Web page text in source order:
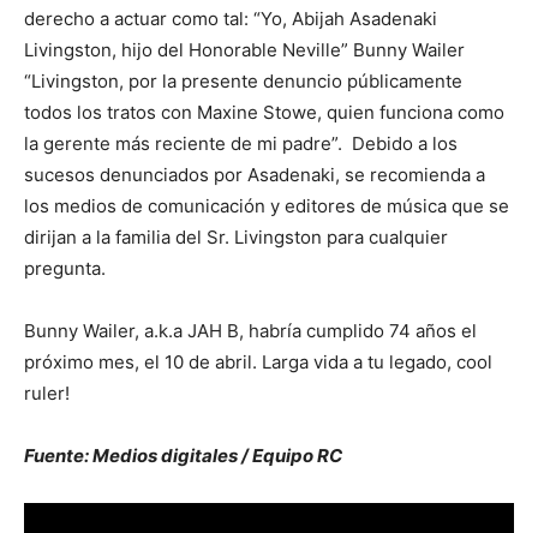
derecho a actuar como tal: “Yo, Abijah Asadenaki
Livingston, hijo del Honorable Neville” Bunny Wailer
“Livingston, por la presente denuncio públicamente
todos los tratos con Maxine Stowe, quien funciona como
la gerente más reciente de mi padre”. Debido a los
sucesos denunciados por Asadenaki, se recomienda a
los medios de comunicación y editores de música que se
dirijan a la familia del Sr. Livingston para cualquier
pregunta.
Bunny Wailer, a.k.a JAH B, habría cumplido 74 años el
próximo mes, el 10 de abril. Larga vida a tu legado, cool
ruler!
Fuente: Medios digitales / Equipo RC